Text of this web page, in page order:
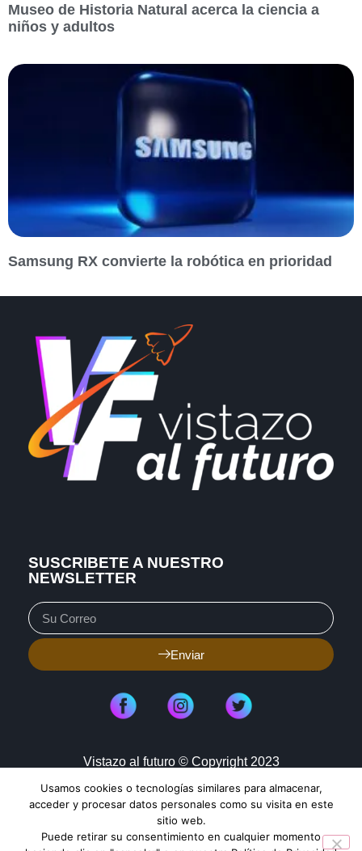
Museo de Historia Natural acerca la ciencia a
niños y adultos
Samsung RX convierte la robótica en prioridad
SUSCRIBETE A NUESTRO
NEWSLETTER
Enviar
Vistazo al futuro © Copyright 2023
Aviso de Privacidad
Política de Cookies
Mapa de Sitio
Usamos cookies o tecnologías similares para almacenar,
acceder y procesar datos personales como su visita en este
sitio web.
Puede retirar su consentimiento en cualquier momento